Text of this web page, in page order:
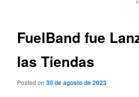
FuelBand fue
las Tiendas
Posted on30 de agosto de 2023